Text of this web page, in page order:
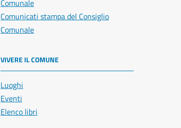
Comunale
Comunicati stampa del Consiglio
Comunale
VIVERE IL COMUNE
Luoghi
Eventi
Elenco libri